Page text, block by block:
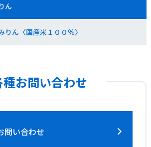
ん
りん〈国産米１００％〉
種お問い合わせ
問い合わせ